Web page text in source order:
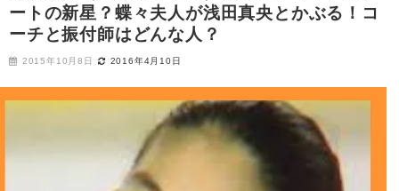
ートの新星？蝶々夫人が浅田真央とかぶる！コ
ーチと振付師はどんな人？
2015年10月8日 2016年4月10日